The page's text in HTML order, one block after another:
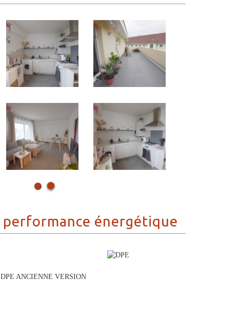
performance énergétique
DPE ANCIENNE VERSION